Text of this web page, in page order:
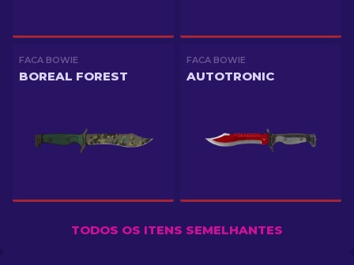
FACA BOWIE
BOREAL FOREST
FACA BOWIE
AUTOTRONIC
TODOS OS ITENS SEMELHANTES